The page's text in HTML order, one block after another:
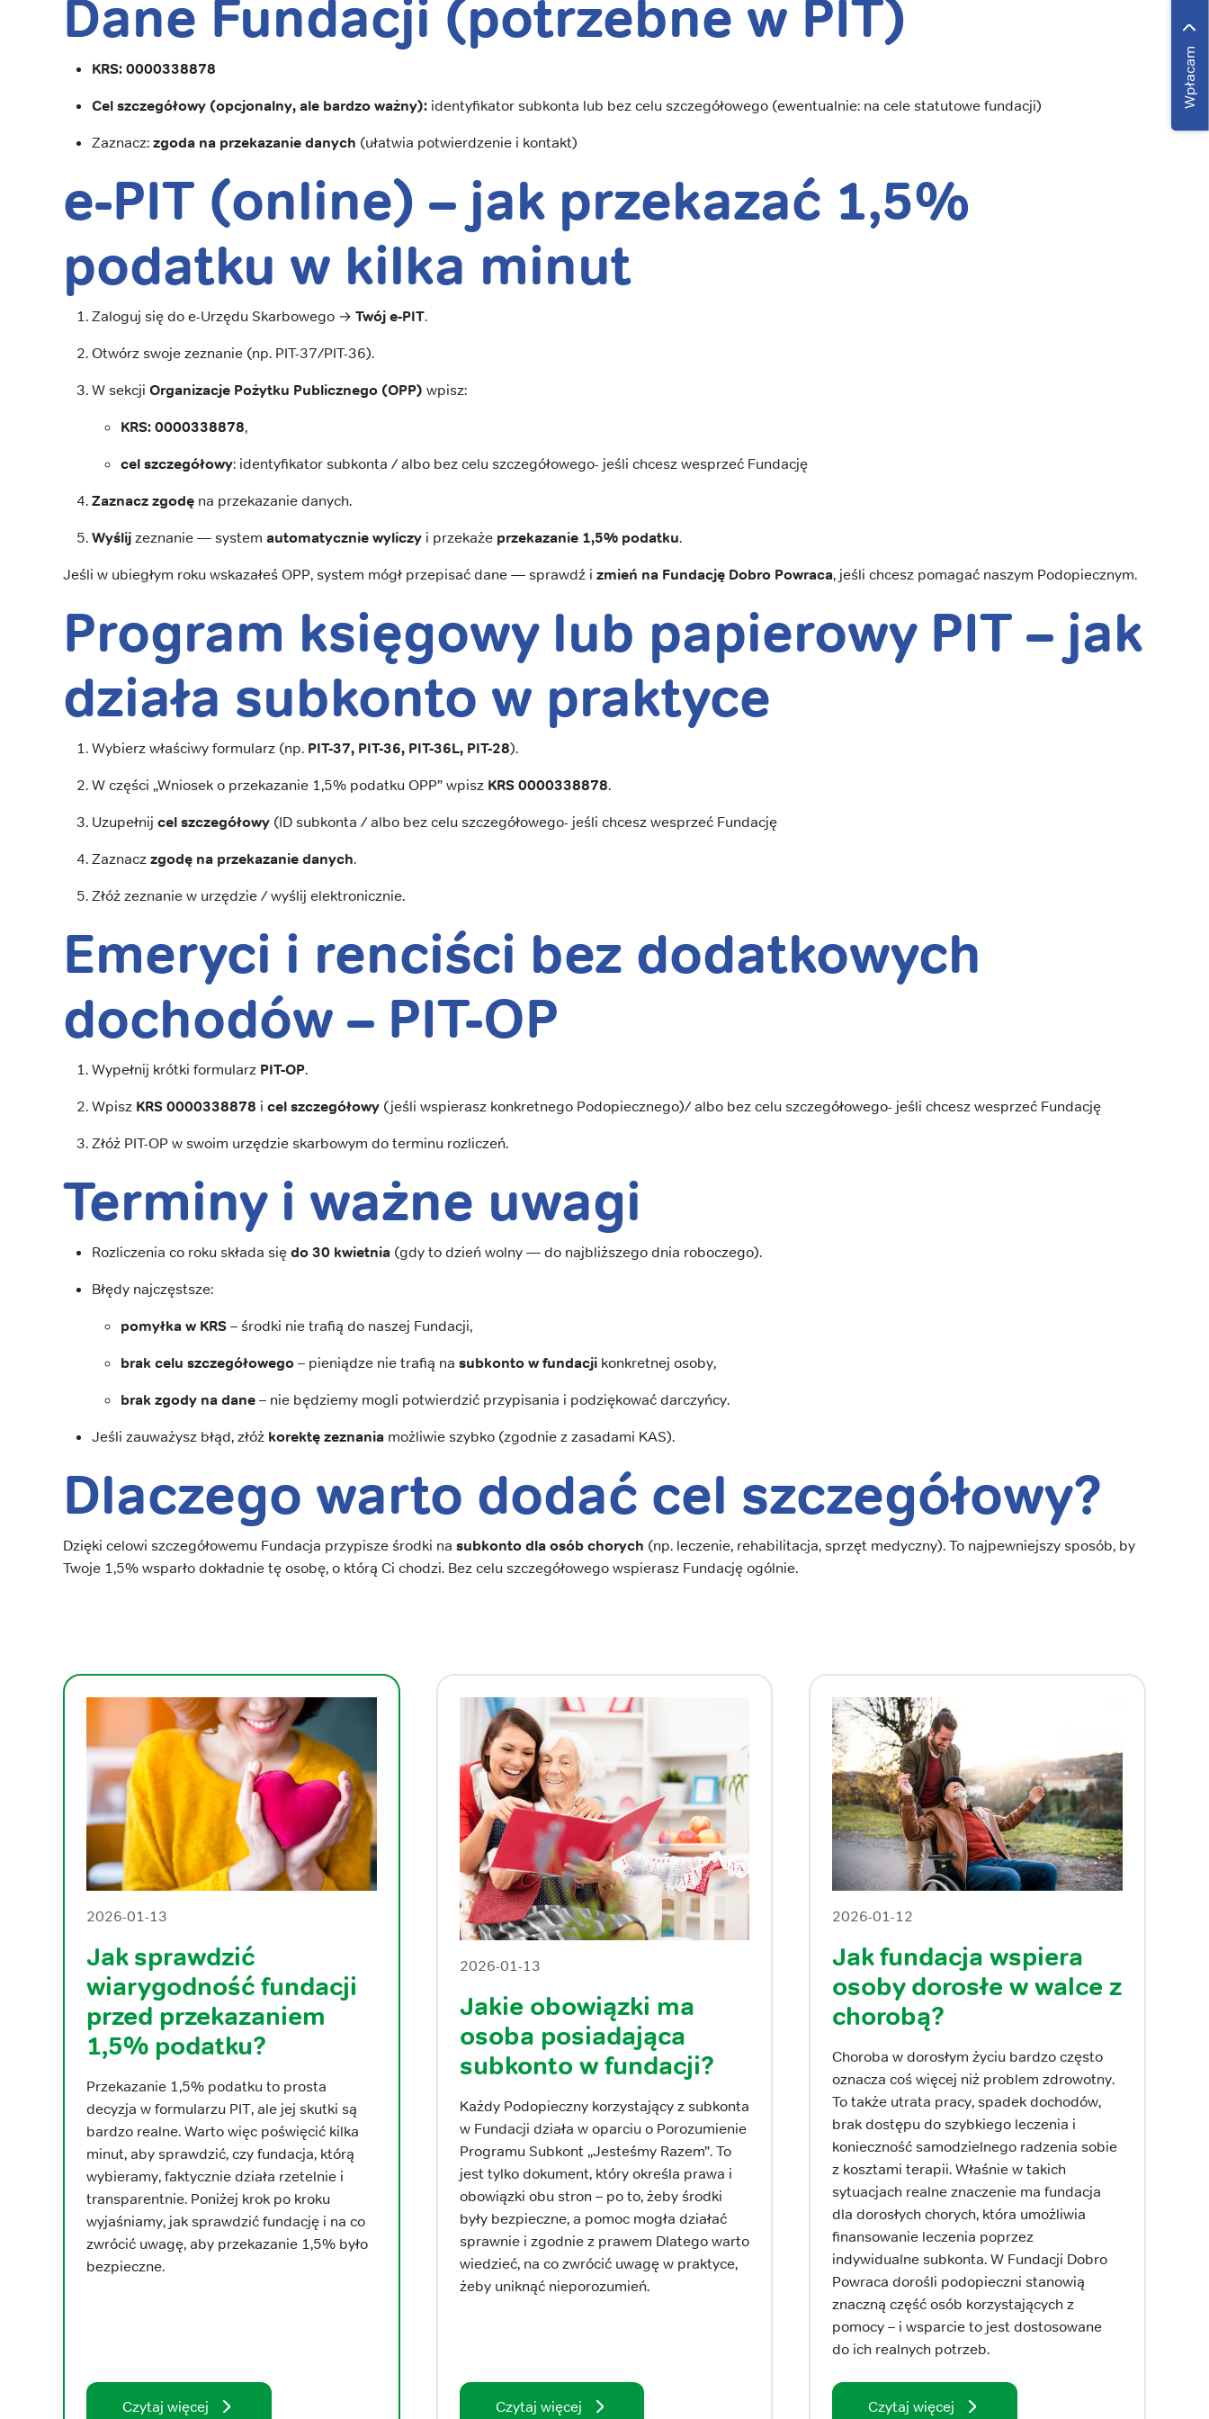
Wpłacam
Dane Fundacji (potrzebne w PIT)
KRS:0000338878
Cel szczegółowy (opcjonalny, ale bardzo ważny): identyfikator subkonta lub bez celu szczegółowego (ewentualnie: na cele statutowe fundacji)
Zaznacz:zgoda na przekazanie danych (ułatwia potwierdzenie i kontakt)
e-PIT (online) – jak przekazać 1,5%
podatku w kilka minut
Zaloguj się do e-Urzędu Skarbowego → Twój e-PIT.
Otwórz swoje zeznanie (np. PIT-37/PIT-36).
W sekcji Organizacje Pożytku Publicznego (OPP) wpisz:
KRS: 0000338878,
cel szczegółowy: identyfikator subkonta / albo bez celu szczegółowego- jeśli chcesz wesprzeć Fundację
Zaznacz zgodę na przekazanie danych.
Wyślijzeznanie — system automatycznie wyliczy i przekaże przekazanie 1,5% podatku.
Jeśli w ubiegłym roku wskazałeś OPP, system mógł przepisać dane — sprawdź i zmień na Fundację Dobro Powraca, jeśli chcesz pomagać naszym Podopiecznym.
Program księgowy lub papierowy PIT – jak
działa subkonto w praktyce
Wybierz właściwy formularz (np. PIT-37, PIT-36, PIT-36L, PIT-28).
W części „Wniosek o przekazanie 1,5% podatku OPP” wpisz KRS 0000338878.
Uzupełnij cel szczegółowy (ID subkonta / albo bez celu szczegółowego- jeśli chcesz wesprzeć Fundację
Zaznaczzgodę na przekazanie danych.
Złóż zeznanie w urzędzie / wyślij elektronicznie.
Emeryci i renciści bez dodatkowych
dochodów – PIT-OP
Wypełnij krótki formularz PIT-OP.
Wpisz KRS 0000338878 i cel szczegółowy (jeśli wspierasz konkretnego Podopiecznego)/ albo bez celu szczegółowego- jeśli chcesz wesprzeć Fundację
Złóż PIT-OP w swoim urzędzie skarbowym do terminu rozliczeń.
Terminy i ważne uwagi
Rozliczenia co roku składa siędo 30 kwietnia (gdy to dzień wolny — do najbliższego dnia roboczego).
Błędy najczęstsze:
pomyłka w KRS– środki nie trafią do naszej Fundacji,
brak celu szczegółowego– pieniądze nie trafią na subkonto w fundacji konkretnej osoby,
brak zgody na dane– nie będziemy mogli potwierdzić przypisania i podziękować darczyńcy.
Jeśli zauważysz błąd, złóż korektę zeznania możliwie szybko (zgodnie z zasadami KAS).
Dlaczego warto dodać cel szczegółowy?
Dzięki celowi szczegółowemu Fundacja przypisze środki na subkonto dla osób chorych (np. leczenie, rehabilitacja, sprzęt medyczny). To najpewniejszy sposób, by
Twoje 1,5% wsparło dokładnie tę osobę, o którą Ci chodzi. Bez celu szczegółowego wspierasz Fundację ogólnie.
2026-01-13
Jak sprawdzić
wiarygodność fundacji
przed przekazaniem
1,5% podatku?
Przekazanie 1,5% podatku to prosta
decyzja w formularzu PIT, ale jej skutki są
bardzo realne. Warto więc poświęcić kilka
minut, aby sprawdzić, czy fundacja, którą
wybieramy, faktycznie działa rzetelnie i
transparentnie. Poniżej krok po kroku
wyjaśniamy, jak sprawdzić fundację i na co
zwrócić uwagę, aby przekazanie 1,5% było
bezpieczne.
Czytaj więcej
2026-01-13
Jakie obowiązki ma
osoba posiadająca
subkonto w fundacji?
Każdy Podopieczny korzystający z subkonta
w Fundacji działa w oparciu o Porozumienie
Programu Subkont „Jesteśmy Razem”. To
jest tylko dokument, który określa prawa i
obowiązki obu stron – po to, żeby środki
były bezpieczne, a pomoc mogła działać
sprawnie i zgodnie z prawem Dlatego warto
wiedzieć, na co zwrócić uwagę w praktyce,
żeby uniknąć nieporozumień.
Czytaj więcej
2026-01-12
Jak fundacja wspiera
osoby dorosłe w walce z
chorobą?
Choroba w dorosłym życiu bardzo często
oznacza coś więcej niż problem zdrowotny.
To także utrata pracy, spadek dochodów,
brak dostępu do szybkiego leczenia i
konieczność samodzielnego radzenia sobie
z kosztami terapii. Właśnie w takich
sytuacjach realne znaczenie ma fundacja
dla dorosłych chorych, która umożliwia
finansowanie leczenia poprzez
indywidualne subkonta. W Fundacji Dobro
Powraca dorośli podopieczni stanowią
znaczną część osób korzystających z
pomocy – i wsparcie to jest dostosowane
do ich realnych potrzeb.
Czytaj więcej